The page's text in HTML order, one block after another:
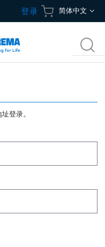
登录
语
言
简体中文
登录。